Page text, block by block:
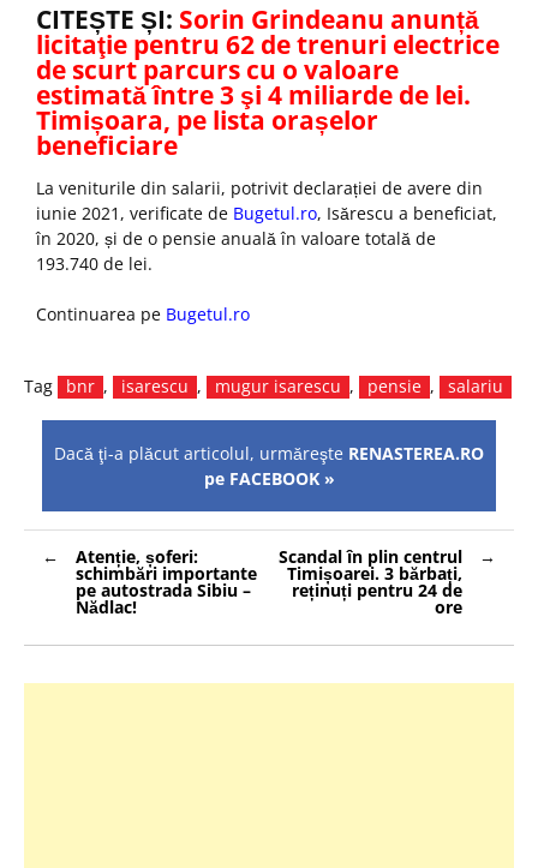
CITEȘTE ȘI: Sorin Grindeanu anunță
licitaţie pentru 62 de trenuri electrice
de scurt parcurs cu o valoare
estimată între 3 şi 4 miliarde de lei.
Timișoara, pe lista orașelor
beneficiare
La veniturile din salarii, potrivit declarației de avere din
iunie 2021, verificate de Bugetul.ro, Isărescu a beneficiat,
în 2020, și de o pensie anuală în valoare totală de
193.740 de lei.
Continuarea pe Bugetul.ro
Tag bnr , isarescu , mugur isarescu , pensie , salariu
Dacă ţi-a plăcut articolul, urmăreşte RENASTEREA.RO
pe FACEBOOK »
Navigare
în
articole
Atenție, șoferi:
schimbări importante
pe autostrada Sibiu –
Nădlac!
Scandal în plin centrul
Timișoarei. 3 bărbați,
reținuți pentru 24 de
ore